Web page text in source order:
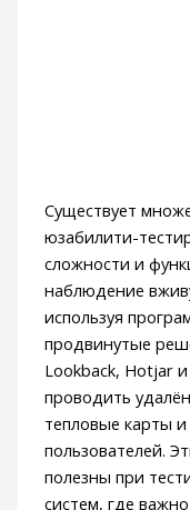
Существует
юзабилити-
сложности и
наблюдение
используя
продвинутые
Lookback, Hotjar
проводить
тепловые карты и
пользователей.
полезны при
систем, где